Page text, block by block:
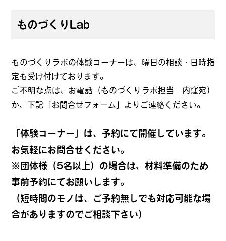
ものづくりLab
ものづくりラボの体験コーナーは、曜日の相談・日時指
定も受け付けております。
ご不明な点は、お電話（ものづくりラボ担当 内窪宛）
か、下記「お問合せフォーム」よりご連絡ください。
「体験コーナー」は、予約にて開催しています。
お気軽にお問合せください。
※団体様（5名以上）の場合は、材料準備のため
事前予約にてお願いします。
（短時間のモノは、ご予約無しでも対応可能な場
合がありますのでご相談下さい）